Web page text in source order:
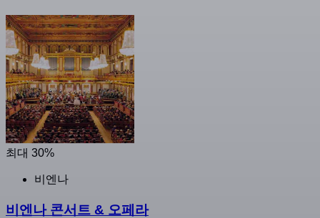
최대 30%
비엔나
비엔나 콘서트 & 오페라